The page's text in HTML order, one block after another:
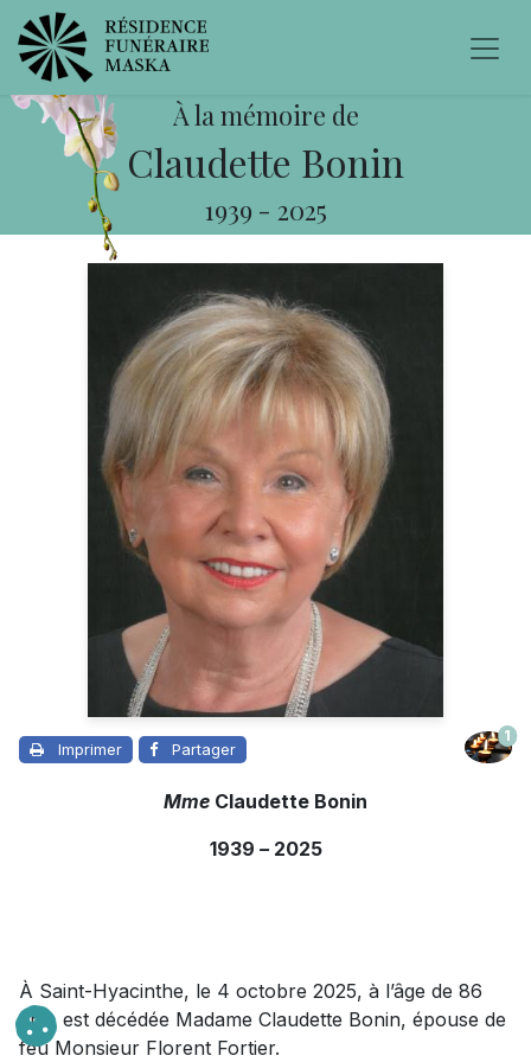
À la mémoire de
Claudette Bonin
1939 - 2025
Imprimer Partager
1
Mme Claudette Bonin
1939 – 2025
À Saint-Hyacinthe, le 4 octobre 2025, à l’âge de 86
ans, est décédée Madame Claudette Bonin, épouse de
feu Monsieur Florent Fortier.